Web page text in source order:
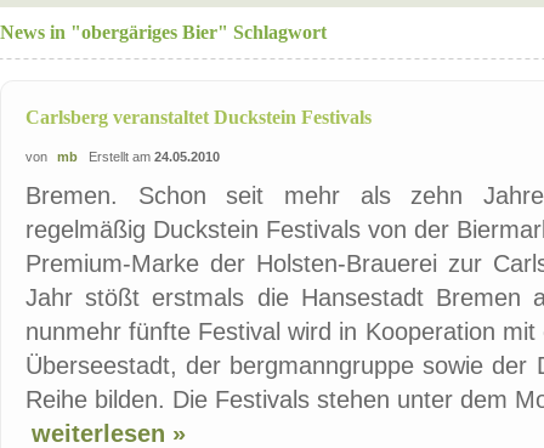
News in "obergäriges Bier" Schlagwort
Carlsberg veranstaltet Duckstein Festivals
von mb Erstellt am 24.05.2010
Bremen. Schon seit mehr als zehn
regelmäßig Duckstein Festivals von der
Premium-Marke der Holsten-Brauerei zur
Jahr stößt erstmals die Hansestadt Bremen
nunmehr fünfte Festival wird in Kooperation
Überseestadt, der bergmanngruppe sowie der
Reihe bilden. Die Festivals stehen unter dem
weiterlesen »